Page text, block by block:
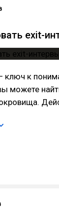
exit-
ключ к
можете